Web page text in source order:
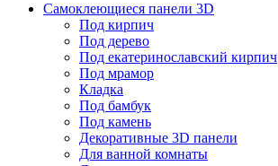
Самоклеющиеся панели 3D
Под кирпич
Под дерево
Под екатеринославский кирпич
Под мрамор
Кладка
Под бамбук
Под камень
Декоративные 3D панели
Для ванной комнаты